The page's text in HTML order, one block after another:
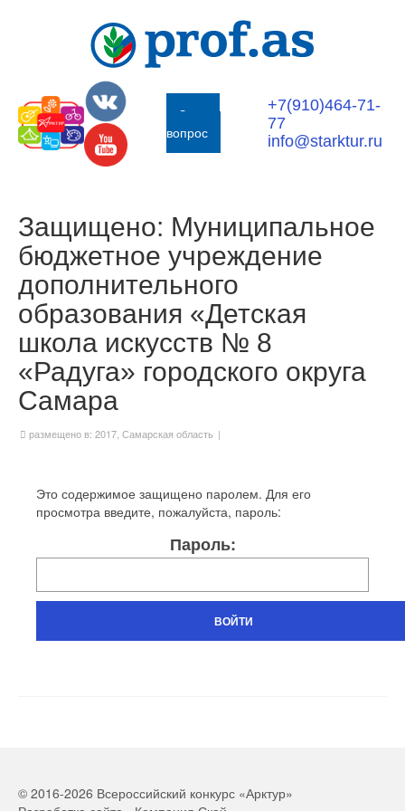
Задать
вопрос
+7(910)464-71-
77
info@starktur.ru
Защищено: Муниципальное
бюджетное учреждение
дополнительного
образования «Детская
школа искусств № 8
«Радуга» городского округа
Самара
размещено в: 2017 Самарская область |
Это содержимое защищено паролем. Для его
просмотра введите, пожалуйста, пароль:
Пароль:
© 2016-2026 Всероссийский конкурс «Арктур»